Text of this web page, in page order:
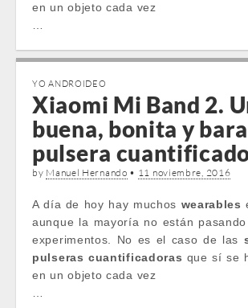
en un objeto cada vez
YO ANDROIDEO
Xiaomi Mi Band 2.
buena, bonita y
pulsera
by Manuel Hernando • 11 noviembre, 2016
A día de hoy hay muchos wearables
aunque la mayoría no están
experimentos. No es el caso de las
pulseras cuantificadoras que sí se
en un objeto cada vez